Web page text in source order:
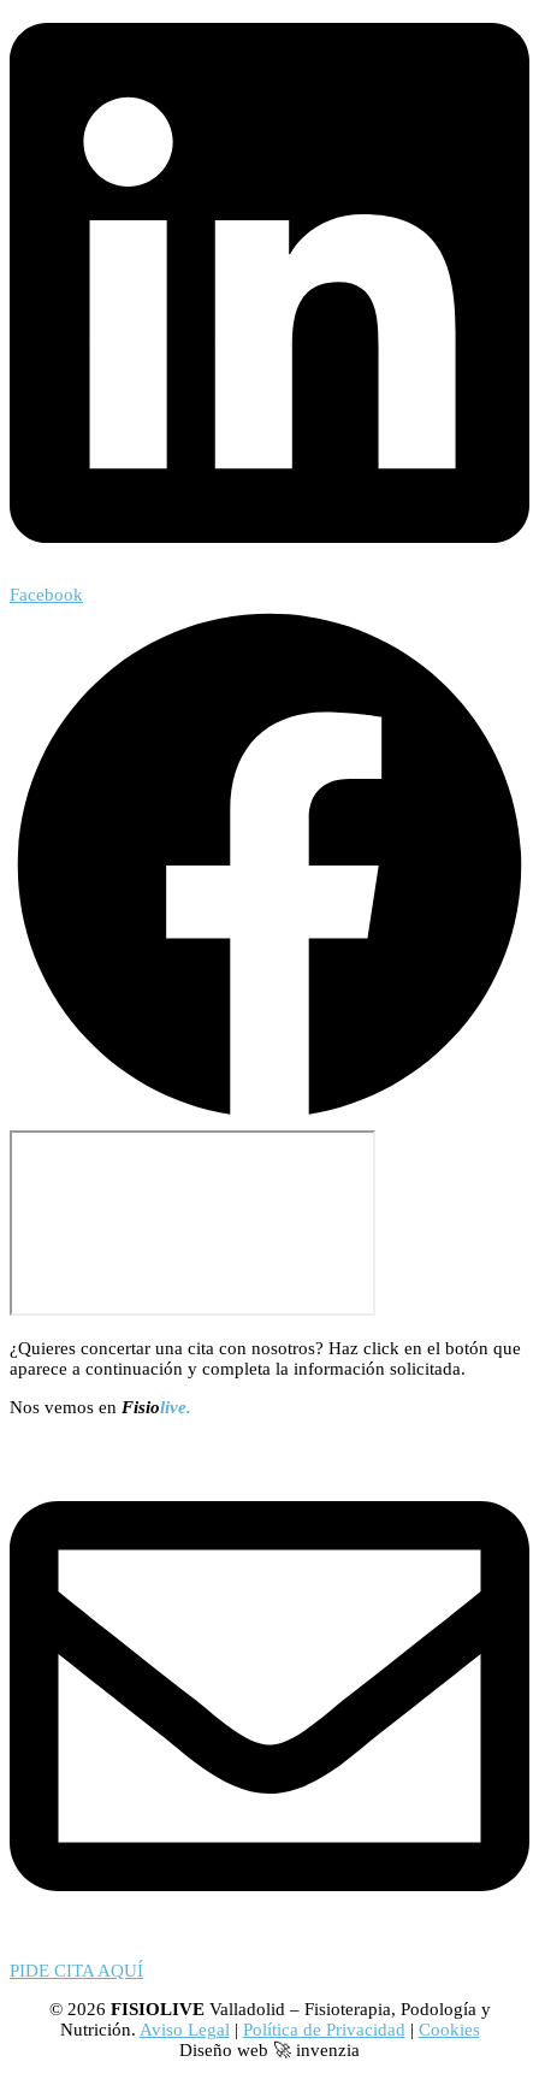
Facebook
¿Quieres concertar una cita con nosotros? Haz click en el botón que
aparece a continuación y completa la información solicitada.
Nos vemos en Fisiolive.
PIDE CITA AQUÍ
© 2026 FISIOLIVEValladolid – Fisioterapia, Podología y
Nutrición. Aviso Legal | Política de Privacidad | Cookies
Diseño web 🚀 invenzia